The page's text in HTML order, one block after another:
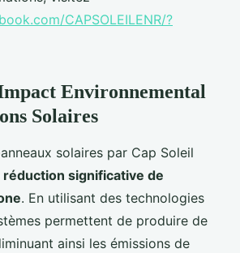
CAPSOLEILENR/?
Environnemental
Solaires
solaires par Cap Soleil
réduction significative de
. En utilisant des technologies
permettent de produire de
ainsi les émissions de